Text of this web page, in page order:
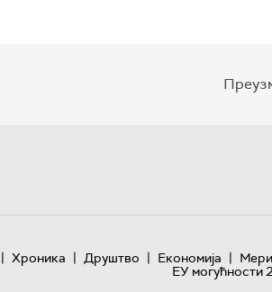
| Хроника | Друштво | Економија |
ЕУ могућности